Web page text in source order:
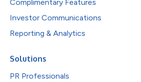
Complimentary Features
Investor Communications
Reporting & Analytics
Solutions
PR Professionals